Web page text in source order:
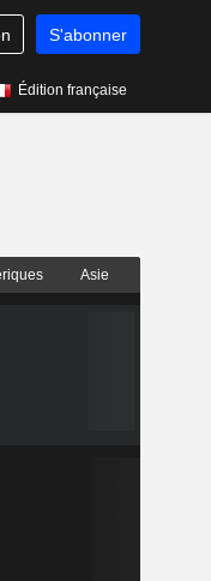
S'abonner
Édition française
Asie